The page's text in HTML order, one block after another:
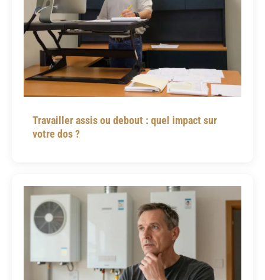
Travailler assis ou debout : quel impact sur
votre dos ?